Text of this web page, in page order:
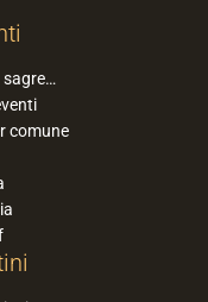
sagre…
comune